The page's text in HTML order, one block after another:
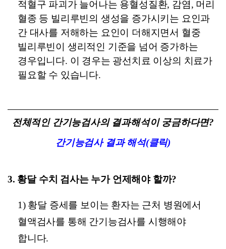
적혈구 파괴가 늘어나는 용혈성질환, 감염, 머리
혈종 등 빌리루빈의 생성을 증가시키는 요인과
간 대사를 저해하는 요인이 더해지면서 혈중
빌리루빈이 생리적인 기준을 넘어 증가하는
경우입니다. 이 경우는 광선치료 이상의 치료가
필요할 수 있습니다.
전체적인 간기능검사의 결과해석이 궁금하다면?
간기능검사 결과 해석(클릭)
3. 황달 수치 검사는 누가 언제해야 할까?
1) 황달 증세를 보이는 환자는 근처 병원에서
혈액검사를 통해 간기능검사를 시행해야
합니다.